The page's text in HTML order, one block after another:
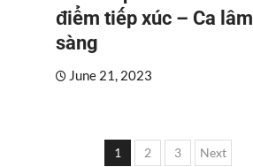
điểm tiếp xúc – Ca lâm
sàng
June 21, 2023
Posts
1 2 3 Next